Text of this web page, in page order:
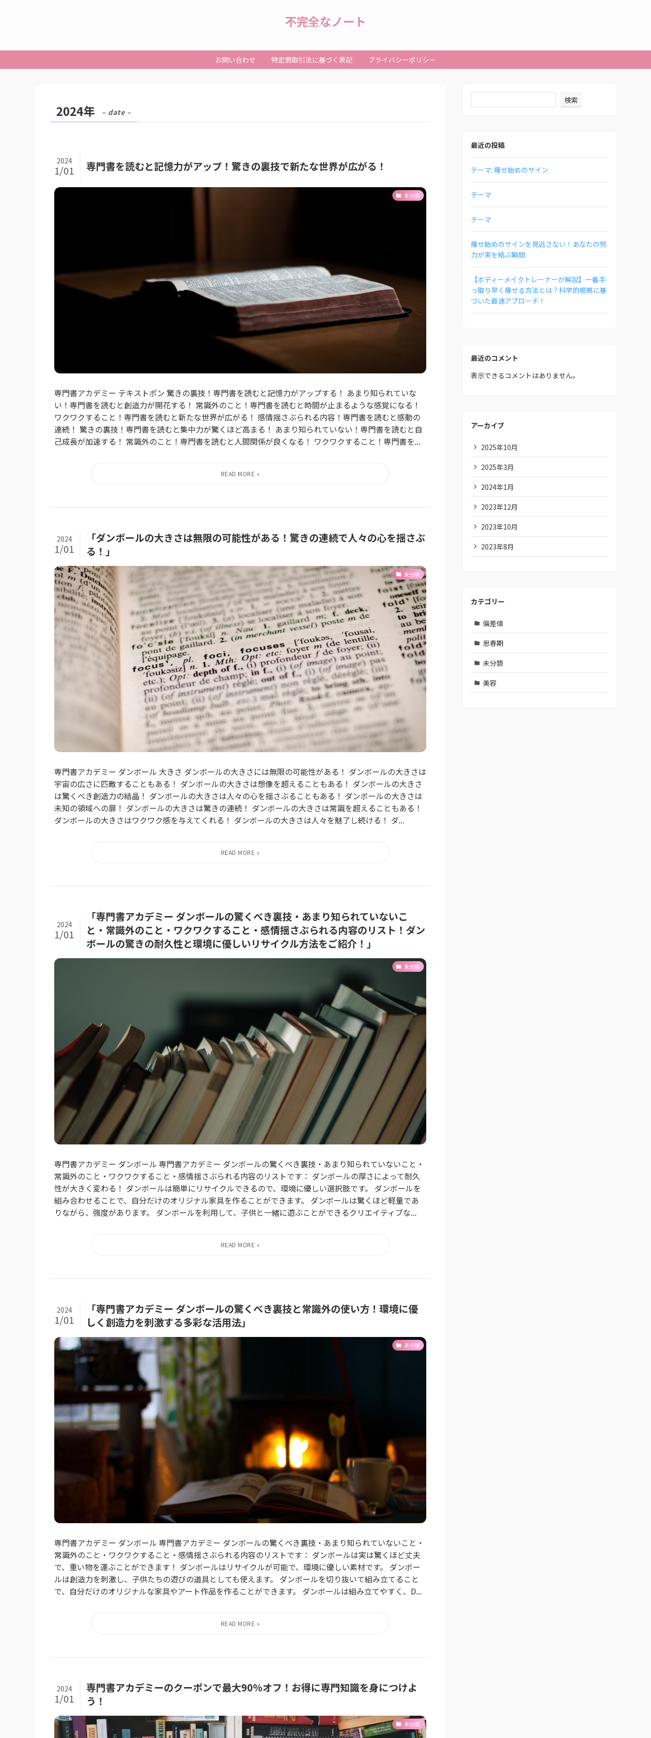
不完全なノート
お問い合わせ 特定商取引法に基づく表記 プライバシーポリシー
2024年 – date –
専門書を読むと記憶力がアップ！驚きの裏技で新たな世界が広がる！
2024
1/01
未分類
専門書アカデミー テキストポン 驚きの裏技！専門書を読むと記憶力がアップする！ あまり知られていな
い！専門書を読むと創造力が開花する！ 常識外のこと！専門書を読むと時間が止まるような感覚になる！
ワクワクすること！専門書を読むと新たな世界が広がる！ 感情揺さぶられる内容！専門書を読むと感動の
連続！ 驚きの裏技！専門書を読むと集中力が驚くほど高まる！ あまり知られていない！専門書を読むと自
己成長が加速する！ 常識外のこと！専門書を読むと人間関係が良くなる！ ワクワクすること！専門書を...
「ダンボールの大きさは無限の可能性がある！驚きの連続で人々の心を揺さぶ
る！」
2024
1/01
未分類
専門書アカデミー ダンボール 大きさ ダンボールの大きさには無限の可能性がある！ ダンボールの大きさは
宇宙の広さに匹敵することもある！ ダンボールの大きさは想像を超えることもある！ ダンボールの大きさ
は驚くべき創造力の結晶！ ダンボールの大きさは人々の心を揺さぶることもある！ ダンボールの大きさは
未知の領域への扉！ ダンボールの大きさは驚きの連続！ ダンボールの大きさは常識を超えることもある！
ダンボールの大きさはワクワク感を与えてくれる！ ダンボールの大きさは人々を魅了し続ける！ ダ...
「専門書アカデミー ダンボールの驚くべき裏技・あまり知られていないこ
と・常識外のこと・ワクワクすること・感情揺さぶられる内容のリスト！ダン
ボールの驚きの耐久性と環境に優しいリサイクル方法をご紹介！」
2024
1/01
未分類
専門書アカデミー ダンボール 専門書アカデミー ダンボールの驚くべき裏技・あまり知られていないこと・
常識外のこと・ワクワクすること・感情揺さぶられる内容のリストです： ダンボールの厚さによって耐久
性が大きく変わる！ ダンボールは簡単にリサイクルできるので、環境に優しい選択肢です。 ダンボールを
組み合わせることで、自分だけのオリジナル家具を作ることができます。 ダンボールは驚くほど軽量であ
りながら、強度があります。 ダンボールを利用して、子供と一緒に遊ぶことができるクリエイティブな...
「専門書アカデミー ダンボールの驚くべき裏技と常識外の使い方！環境に優
しく創造力を刺激する多彩な活用法」
2024
1/01
未分類
専門書アカデミー ダンボール 専門書アカデミー ダンボールの驚くべき裏技・あまり知られていないこと・
常識外のこと・ワクワクすること・感情揺さぶられる内容のリストです： ダンボールは実は驚くほど丈夫
で、重い物を運ぶことができます！ ダンボールはリサイクルが可能で、環境に優しい素材です。 ダンボー
ルは創造力を刺激し、子供たちの遊びの道具としても使えます。 ダンボールを切り抜いて組み立てること
で、自分だけのオリジナルな家具やアート作品を作ることができます。 ダンボールは組み立てやすく、D...
専門書アカデミーのクーポンで最大90%オフ！お得に専門知識を身につけよ
う！
2024
1/01
未分類
検索
最近の投稿
テーマ: 痩せ始めのサイン
テーマ
テーマ
痩せ始めのサインを見逃さない！あなたの努
力が実を結ぶ瞬間
【ボディーメイクトレーナーが解説】一番手
っ取り早く痩せる方法とは？科学的根拠に基
づいた最速アプローチ！
最近のコメント
表示できるコメントはありません。
アーカイブ
2025年10月
2025年3月
2024年1月
2023年12月
2023年10月
2023年8月
カテゴリー
偏差値
思春期
未分類
美容